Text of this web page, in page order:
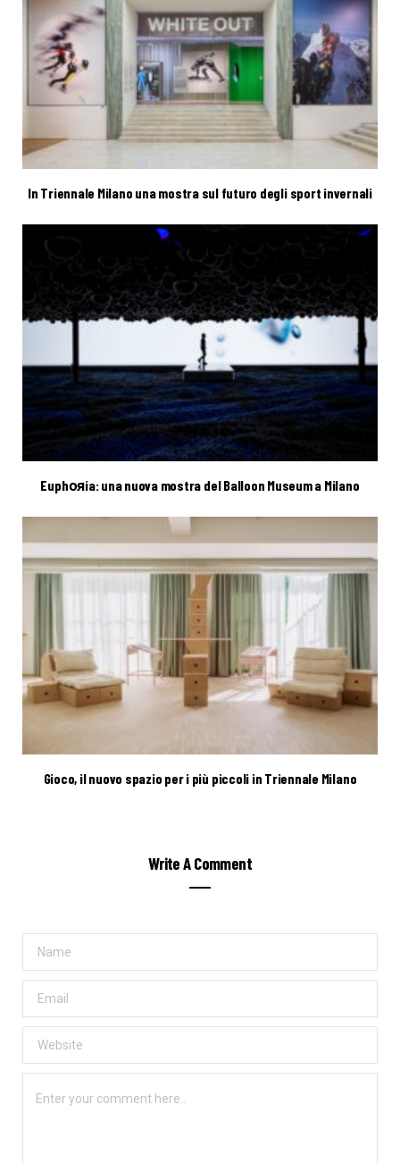
In Triennale Milano una mostra sul futuro degli sport invernali
Euphояia: una nuova mostra del Balloon Museum a Milano
Gioco, il nuovo spazio per i più piccoli in Triennale Milano
Write A Comment